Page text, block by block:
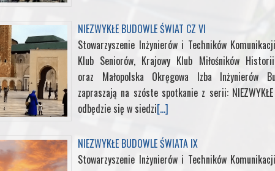
e
NIEZWYKŁE BUDOWLE ŚWIAT CZ VI
Stowarzyszenie Inżynierów i Techników
Klub Seniorów, Krajowy Klub Miłośników
oraz Małopolska Okręgowa Izba Inżynierów
zapraszają na szóste spotkanie z serii: NIEZWYKŁE
odbędzie się w siedzi[...]
NIEZWYKŁE BUDOWLE ŚWIATA IX
Stowarzyszenie Inżynierów i Techników